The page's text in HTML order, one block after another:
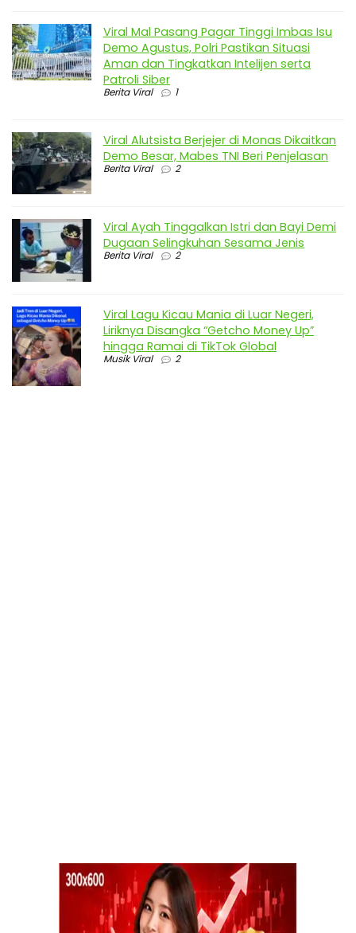
Viral Mal Pasang Pagar Tinggi Imbas Isu
Demo Agustus, Polri Pastikan Situasi
Aman dan Tingkatkan Intelijen serta
Patroli Siber
Berita Viral 1
Viral Alutsista Berjejer di Monas Dikaitkan
Demo Besar, Mabes TNI Beri Penjelasan
Berita Viral 2
Viral Ayah Tinggalkan Istri dan Bayi Demi
Dugaan Selingkuhan Sesama Jenis
Berita Viral 2
Viral Lagu Kicau Mania di Luar Negeri,
Liriknya Disangka “Getcho Money Up”
hingga Ramai di TikTok Global
Musik Viral 2